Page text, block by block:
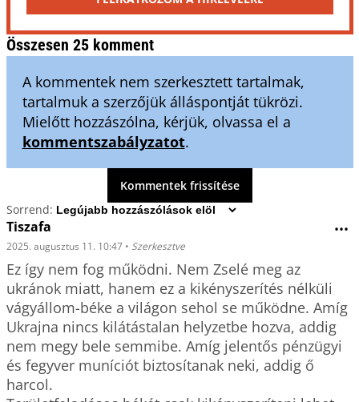
Összesen 25 komment
A kommentek nem szerkesztett tartalmak,
tartalmuk a szerzőjük álláspontját tükrözi.
Mielőtt hozzászólna, kérjük, olvassa el a
kommentszabályzatot.
Kommentek frissítése
Sorrend:
Tiszafa •••
2025. augusztus 11. 10:47 • Szerkesztve
Ez így nem fog működni. Nem Zselé meg az
ukránok miatt, hanem ez a kikényszerítés nélküli
vágyállom-béke a világon sehol se működne. Amíg
Ukrajna nincs kilátástalan helyzetbe hozva, addig
nem megy bele semmibe. Amíg jelentős pénzügyi
és fegyver muníciót biztosítanak neki, addig ő
harcol.